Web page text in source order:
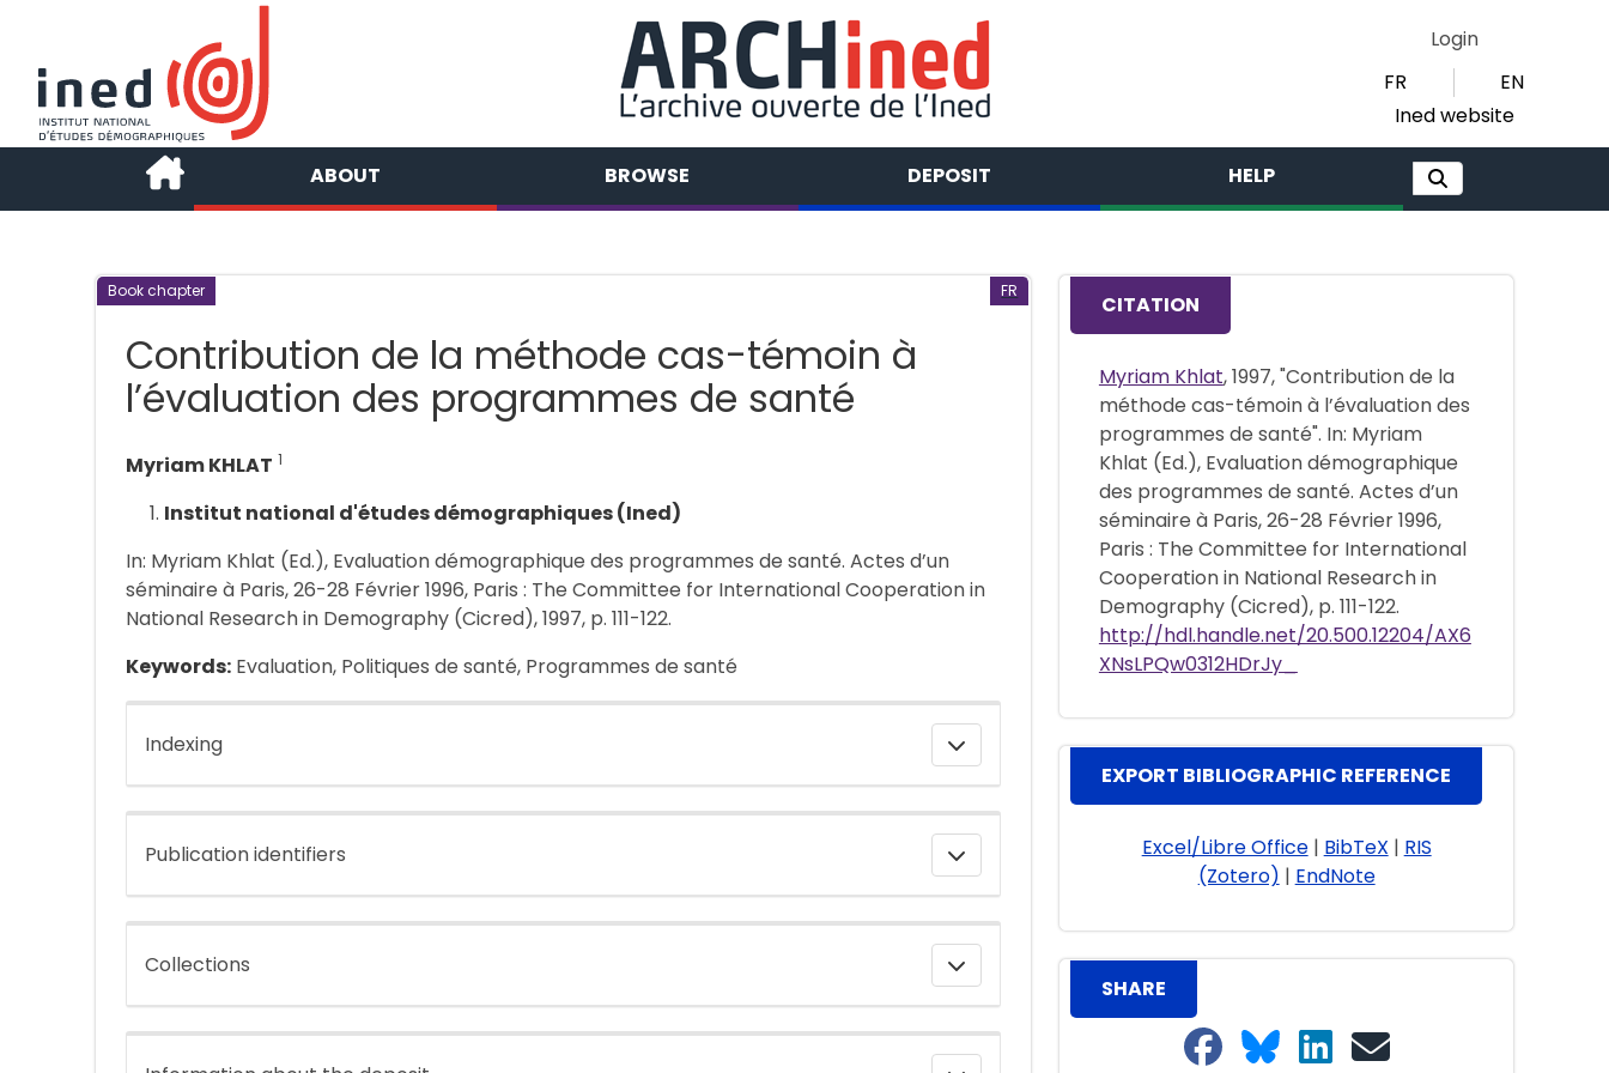
Login
FR
EN
Ined website
ABOUT BROWSE DEPOSIT HELP
Book chapter FR
Contribution de la méthode cas-témoin à
l’évaluation des programmes de santé
Myriam KHLAT 1
Institut national d'études démographiques (Ined)
In: Myriam Khlat (Ed.), Evaluation démographique des programmes de santé. Actes d’un
séminaire à Paris, 26-28 Février 1996, Paris : The Committee for International Cooperation in
National Research in Demography (Cicred), 1997, p. 111-122.
Keywords: Evaluation, Politiques de santé, Programmes de santé
Indexing
Publication identifiers
Collections
CITATION
Myriam Khlat, 1997, "Contribution de la
méthode cas-témoin à l’évaluation des
programmes de santé". In: Myriam
Khlat (Ed.), Evaluation démographique
des programmes de santé. Actes d’un
séminaire à Paris, 26-28 Février 1996,
Paris : The Committee for International
Cooperation in National Research in
Demography (Cicred), p. 111-122.
http://hdl.handle.net/20.500.12204/AX6
XNsLPQw0312HDrJy_
EXPORT BIBLIOGRAPHIC REFERENCE
Excel/Libre Office| BibTeX | RIS
(Zotero) | EndNote
SHARE
Share on Facebook
Share on Bluesky
Share on LinkedIn
Share on email